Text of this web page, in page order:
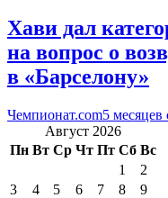
Хави дал
на вопрос о
в «Барселону»
Чемпионат.com5 месяцев
Август 2026
Пн Вт Ср Чт Пт Сб Вс
1
2
3
4 5 6 7 8
9